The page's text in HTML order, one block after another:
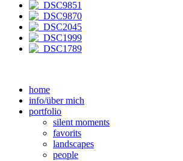
home
info/über mich
portfolio
silent moments
favorits
landscapes
people